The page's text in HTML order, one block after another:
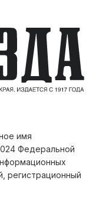
имя
Федеральной
регистрационный